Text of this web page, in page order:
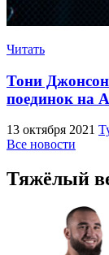
Читать
Тони
поединок на
13 октября 2021
Все новости
Тяжёлый